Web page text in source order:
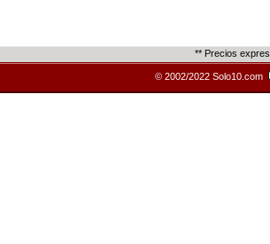
** Precios
© 2002/2022 Solo10.com